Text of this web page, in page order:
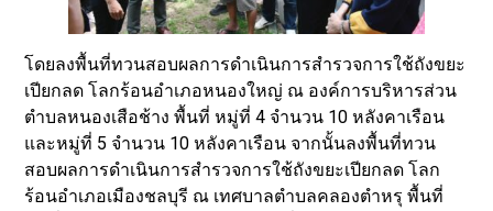
โดยลงพื้นที่ทวนสอบผลการดำเนินการสำรวจการใช้ถังขยะ
เปียกลด โลกร้อนอำเภอหนองใหญ่ ณ องค์การบริหารส่วน
ตำบลหนองเสือช้าง พื้นที่ หมู่ที่ 4 จำนวน 10 หลังคาเรือน
และหมู่ที่ 5 จำนวน 10 หลังคาเรือน จากนั้นลงพื้นที่ทวน
สอบผลการดำเนินการสำรวจการใช้ถังขยะเปียกลด โลก
ร้อนอำเภอเมืองชลบุรี ณ เทศบาลตำบลคลองตำหรุ พื้นที่